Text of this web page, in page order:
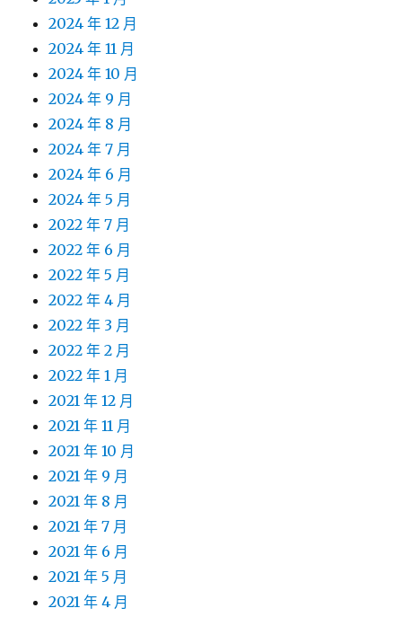
2024 年 12 月
2024 年 11 月
2024 年 10 月
2024 年 9 月
2024 年 8 月
2024 年 7 月
2024 年 6 月
2024 年 5 月
2022 年 7 月
2022 年 6 月
2022 年 5 月
2022 年 4 月
2022 年 3 月
2022 年 2 月
2022 年 1 月
2021 年 12 月
2021 年 11 月
2021 年 10 月
2021 年 9 月
2021 年 8 月
2021 年 7 月
2021 年 6 月
2021 年 5 月
2021 年 4 月